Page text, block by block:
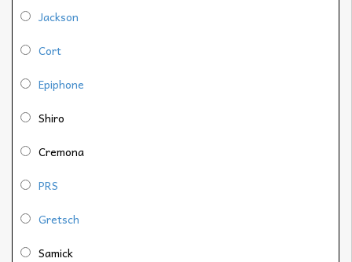
Jackson
Cort
Epiphone
Shiro
Cremona
PRS
Gretsch
Samick